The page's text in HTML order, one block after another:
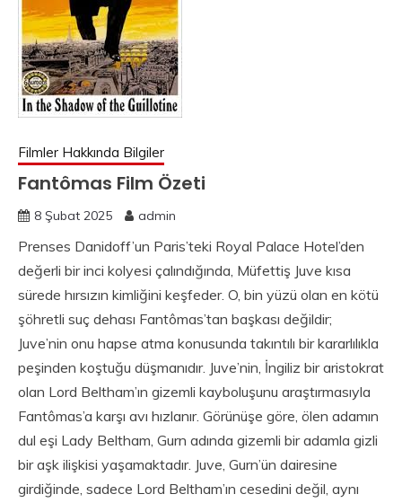
Filmler Hakkında Bilgiler
Fantômas Film Özeti
8 Şubat 2025 admin
Prenses Danidoff’un Paris’teki Royal Palace Hotel’den
değerli bir inci kolyesi çalındığında, Müfettiş Juve kısa
sürede hırsızın kimliğini keşfeder. O, bin yüzü olan en kötü
şöhretli suç dehası Fantômas’tan başkası değildir;
Juve’nin onu hapse atma konusunda takıntılı bir kararlılıkla
peşinden koştuğu düşmanıdır. Juve’nin, İngiliz bir aristokrat
olan Lord Beltham’ın gizemli kayboluşunu araştırmasıyla
Fantômas’a karşı avı hızlanır. Görünüşe göre, ölen adamın
dul eşi Lady Beltham, Gurn adında gizemli bir adamla gizli
bir aşk ilişkisi yaşamaktadır. Juve, Gurn’ün dairesine
girdiğinde, sadece Lord Beltham’ın cesedini değil, aynı